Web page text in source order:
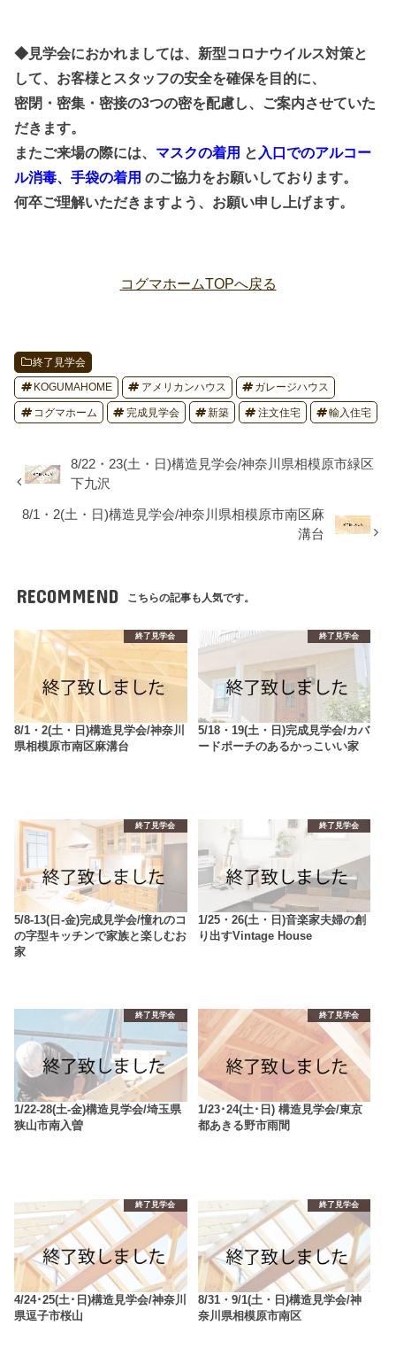
◆見学会におかれましては、新型コロナウイルス対策と
して、お客様とスタッフの安全を確保を目的に、
密閉・密集・密接の3つの密を配慮し、ご案内させていた
だきます。
またご来場の際には、 マスクの着用 と 入口でのアルコー
ル消毒、手袋の着用のご協力をお願いしております。
何卒ご理解いただきますよう、お願い申し上げます。
コグマホームTOPへ戻る
終了見学会
KOGUMAHOME アメリカンハウス ガレージハウス
コグマホーム 完成見学会 新築 注文住宅 輸入住宅
8/22・23(土・日)構造見学会/神奈川県相模原市緑区
下九沢
8/1・2(土・日)構造見学会/神奈川県相模原市南区麻
溝台
RECOMMEND こちらの記事も人気です。
終了見学会
8/1・2(土・日)構造見学会/神奈川
県相模原市南区麻溝台
終了見学会
5/18・19(土・日)完成見学会/カバ
ードポーチのあるかっこいい家
終了見学会
5/8-13(日-金)完成見学会/憧れのコ
の字型キッチンで家族と楽しむお
家
終了見学会
1/25・26(土・日)音楽家夫婦の創
り出すVintage House
終了見学会
1/22-28(土-金)構造見学会/埼玉県
狭山市南入曽
終了見学会
1/23･24(土･日) 構造見学会/東京
都あきる野市雨間
終了見学会
4/24･25(土･日)構造見学会/神奈川
県逗子市桜山
終了見学会
8/31・9/1(土・日)構造見学会/神
奈川県相模原市南区